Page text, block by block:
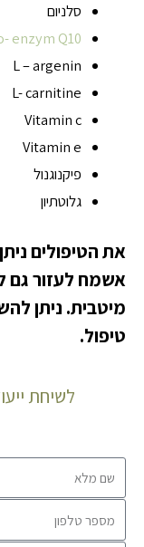
סלניום
enzym Q10
L – argenin
L- carnitine
Vitamin c
Vitamin e
פיקנוגנול
גלוטתיון
את הטיפולים
אשמח לעזור גם
מיטבית. ניתן
טיפול.
לשיחת